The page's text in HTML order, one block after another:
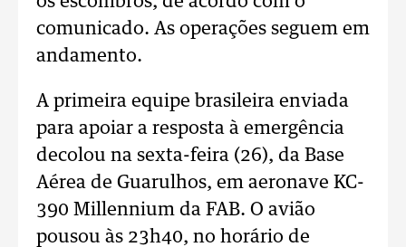
comunicado. As operações seguem em
andamento.
A primeira equipe brasileira enviada
para apoiar a resposta à emergência
decolou na sexta-feira (26), da Base
Aérea de Guarulhos, em aeronave KC-
390 Millennium da FAB. O avião
pousou às 23h40, no horário de